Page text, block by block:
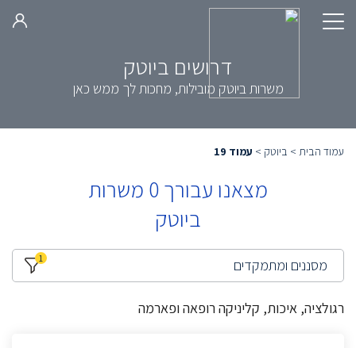
דרושים ביוטק
משרות ביוטק מובילות, מחכות לך ממש כאן
עמוד הבית > ביוטק > עמוד 19
מצאנו עבורך0 משרות
ביוטק
מסננים ומתמקדים 1
רגולציה, איכות, קליניקה רופאה ופארמה